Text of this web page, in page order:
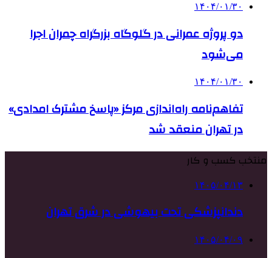
۱۴۰۴/۰۱/۳۰
دو پروژه عمرانی در گلوگاه بزرگراه چمران اجرا
می‌شود
۱۴۰۴/۰۱/۳۰
تفاهم‌نامه راه‌اندازی مرکز «پاسخ مشترک امدادی»
در تهران منعقد شد
منتخب کسب و کار
۱۴۰۵/۰۴/۱۳
دندانپزشکی تحت بیهوشی در شرق تهران
۱۴۰۵/۰۴/۰۹